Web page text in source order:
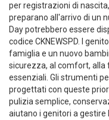
per registrazioni di
preparano all'arrivo di un
Day potrebbero essere
codice CKNEWSPD. I
famiglia e un nuovo
sicurezza, al comfort, alla
essenziali. Gli strumenti
progettati con queste
pulizia semplice,
aiutano i genitori a gestire